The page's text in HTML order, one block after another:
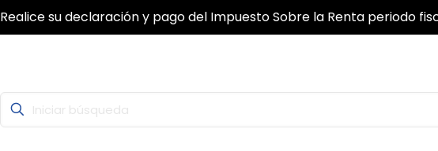
Realice su declaración y pago del Impuesto Sobre la Renta periodo